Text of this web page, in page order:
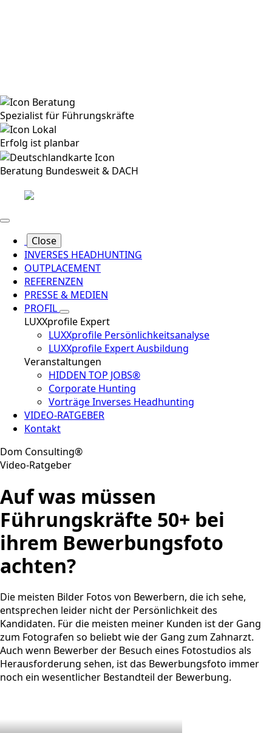
Spezialist für Führungskräfte
Erfolg ist planbar
Beratung Bundesweit & DACH
Close
INVERSES HEADHUNTING
OUTPLACEMENT
REFERENZEN
PRESSE & MEDIEN
PROFIL
LUXXprofile Expert
LUXXprofile Persönlichkeitsanalyse
LUXXprofile Expert Ausbildung
Veranstaltungen
HIDDEN TOP JOBS®
Corporate Hunting
Vorträge Inverses Headhunting
VIDEO-RATGEBER
Kontakt
Dom Consulting®
Video-Ratgeber
Auf was müssen
Führungskräfte 50+ bei
ihrem Bewerbungsfoto
achten?
Die meisten Bilder Fotos von Bewerbern, die ich sehe,
entsprechen leider nicht der Persönlichkeit des
Kandidaten. Für die meisten meiner Kunden ist der Gang
zum Fotografen so beliebt wie der Gang zum Zahnarzt.
Auch wenn Bewerber der Besuch eines Fotostudios als
Herausforderung sehen, ist das Bewerbungsfoto immer
noch ein wesentlicher Bestandteil der Bewerbung.